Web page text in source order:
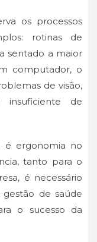
os processos
rotinas de
sentado a maior
computador, o
de visão,
insuficiente de
ergonomia no
tanto para o
é necessário
gestão de saúde
o sucesso da